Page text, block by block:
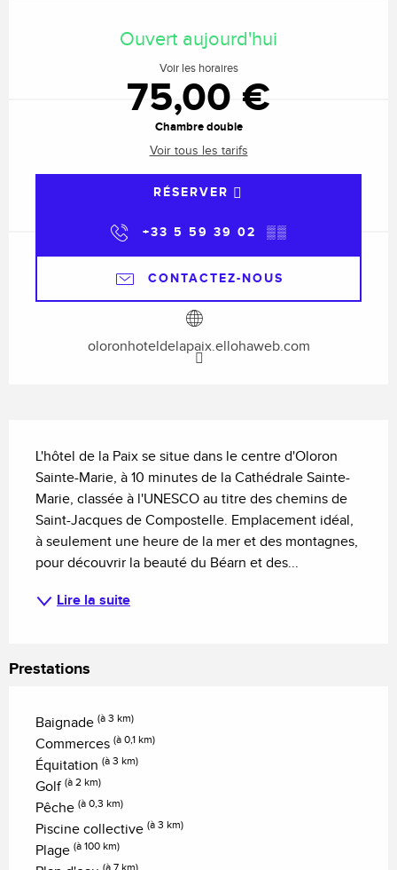
Ouvert aujourd'hui
Voir les horaires
75,00 €
Chambre double
Voir tous les tarifs
RÉSERVER
+33 5 59 39 02 ▒▒
CONTACTEZ-NOUS
oloronhoteldelapaix.ellohaweb.com
L'hôtel de la Paix se situe dans le centre d'Oloron
Sainte-Marie, à 10 minutes de la Cathédrale Sainte-
Marie, classée à l'UNESCO au titre des chemins de
Saint-Jacques de Compostelle. Emplacement idéal,
à seulement une heure de la mer et des montagnes,
pour découvrir la beauté du Béarn et des...
Lire la suite
Prestations
Baignade (à 3 km)
Commerces (à 0,1 km)
Équitation (à 3 km)
Golf (à 2 km)
Pêche (à 0,3 km)
Piscine collective (à 3 km)
Plage (à 100 km)
(à 7 km)